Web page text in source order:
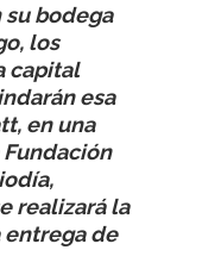
bodega
los
capital
esa
en una
realizará la
de